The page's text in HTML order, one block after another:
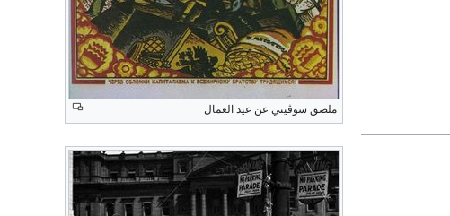
ملصق سوڤيتي عن عيد العمال